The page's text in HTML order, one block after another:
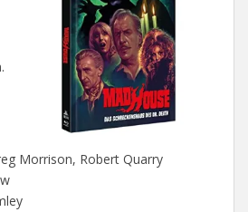
Morrison, Robert Quarry